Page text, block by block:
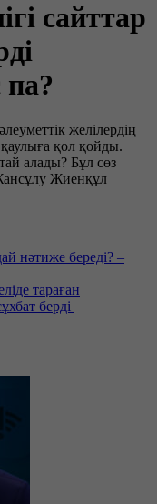
сайттар
желілердің
қол қойды.
алады? Бұл сөз
Жиенқұл
нәтиже береді? –
тараған
берді